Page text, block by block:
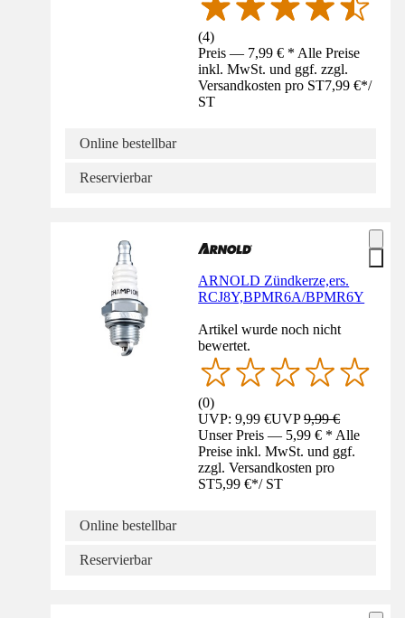
(4)
Preis — 7,99 € * Alle Preise
inkl. MwSt. und ggf. zzgl.
Versandkosten pro ST7,99 €*/
ST
Online bestellbar
Reservierbar
ARNOLD Zündkerze,ers.
RCJ8Y,BPMR6A/BPMR6Y
Artikel wurde noch nicht
bewertet.
(0)
UVP: 9,99 €UVP9,99 €
Unser Preis — 5,99 € * Alle
Preise inkl. MwSt. und ggf.
zzgl. Versandkosten pro
ST5,99 €*/ ST
Online bestellbar
Reservierbar